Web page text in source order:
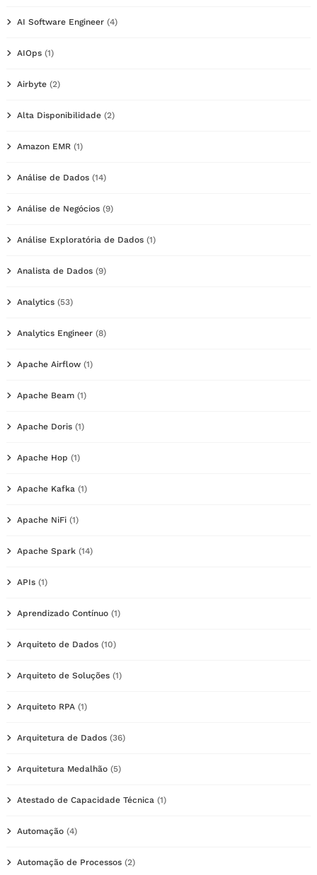
AI Software Engineer (4)
AIOps (1)
Airbyte (2)
Alta Disponibilidade (2)
Amazon EMR (1)
Análise de Dados (14)
Análise de Negócios (9)
Análise Exploratória de Dados (1)
Analista de Dados (9)
Analytics (53)
Analytics Engineer (8)
Apache Airflow (1)
Apache Beam (1)
Apache Doris (1)
Apache Hop (1)
Apache Kafka (1)
Apache NiFi (1)
Apache Spark (14)
APIs (1)
Aprendizado Contínuo (1)
Arquiteto de Dados (10)
Arquiteto de Soluções (1)
Arquiteto RPA (1)
Arquitetura de Dados (36)
Arquitetura Medalhão (5)
Atestado de Capacidade Técnica (1)
Automação (4)
Automação de Processos (2)